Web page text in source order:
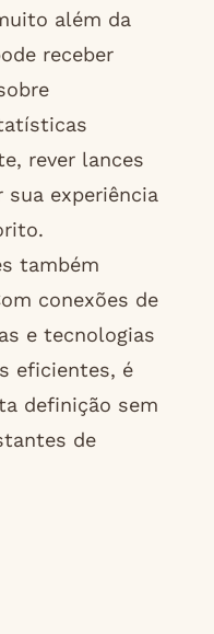
além da
receber
rever lances
experiência
também
conexões de
e tecnologias
eficientes, é
definição sem
de